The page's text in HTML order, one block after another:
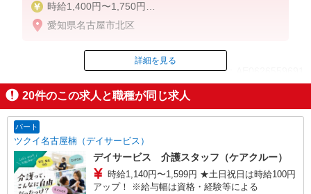
時給1,400円〜1,750円
★週払いOK（規定あり）
愛知県名古屋市北区
ID：AE0626559691
掲載期間終了
詳細を見る
20件のこの求人と職種が同じ求人
パート
ツクイ名古屋楠（デイサービス）
デイサービス 介護スタッフ（ケアクルー）
時給1,140円〜1,599円 ★土日祝日は時給100円
アップ！ ※給与幅は資格・経験等による